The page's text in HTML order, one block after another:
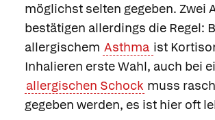
möglichst selten gegeben. Zwei
bestätigen allerdings die Regel:
allergischem Asthma ist
Inhalieren erste Wahl, auch bei
allergischen Schock muss
gegeben werden, es ist hier oft